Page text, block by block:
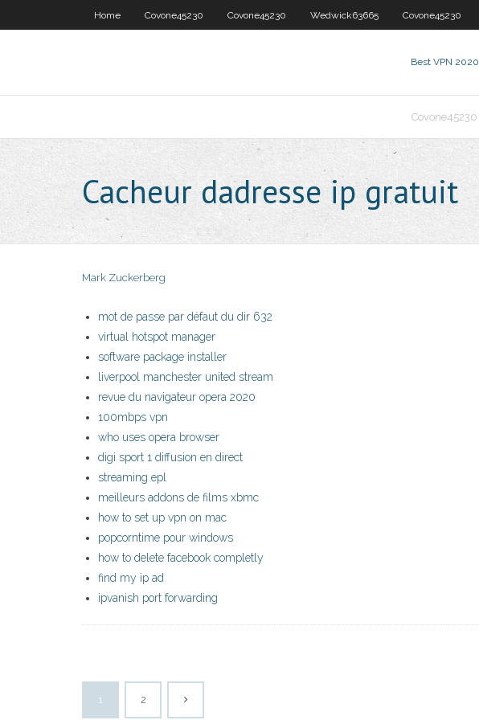
Home Covone45230 Covone45230 Wedwick63665 Covone45230
Best VPN 2020
Covone45230
Cacheur dadresse ip gratuit
Mark Zuckerberg
mot de passe par défaut du dir 632
virtual hotspot manager
software package installer
liverpool manchester united stream
revue du navigateur opera 2020
100mbps vpn
who uses opera browser
digi sport 1 diffusion en direct
streaming epl
meilleurs addons de films xbmc
how to set up vpn on mac
popcorntime pour windows
how to delete facebook completly
find my ip ad
ipvanish port forwarding
1 2